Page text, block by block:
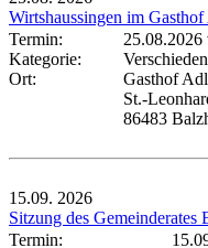
Wirtshaussingen im
Termin:
25.08.2026
Kategorie:
Ort:
Gasthof
St.-
86483
15.09. 2026
Sitzung des Gemeinderates
Termin: